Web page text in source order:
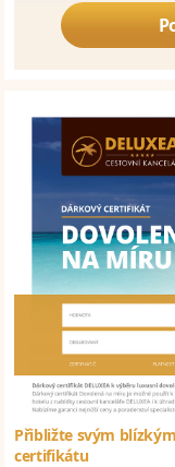
Přibližte svým
certifikátu